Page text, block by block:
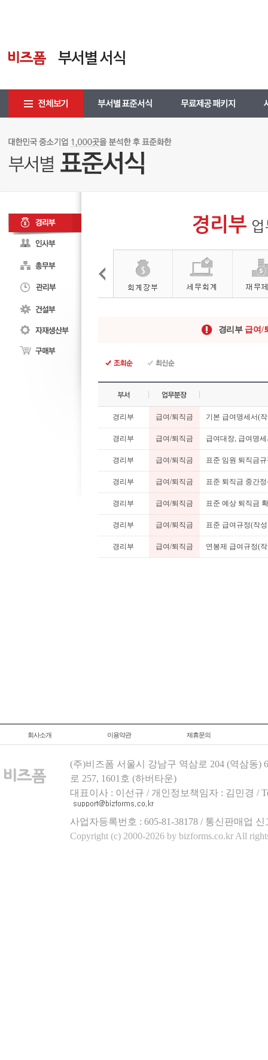
경리부
경리부 급여/
경리부 급여/퇴직금 기본 급여명세서(
경리부 급여/퇴직금 급여대장, 급여명
경리부 급여/퇴직금 표준 임원 퇴직금
경리부 급여/퇴직금 표준 퇴직금 중간
경리부 급여/퇴직금 표준 예상 퇴직금
경리부 급여/퇴직금 표준 급여규정(작
경리부 급여/퇴직금 연봉제 급여규정(
회사소개 이용약관 제휴문의
(주)비즈폼 서울시 강남구 역삼로 204 (역삼동)
로 257, 1601호 (하버타운)
대표이사 : 이선규 / 개인정보책임자 : 김민경 /
사업자등록번호 : 605-81-38178 / 통신판매업
Copyright (c) 2000-2026 by bizforms.co.kr All